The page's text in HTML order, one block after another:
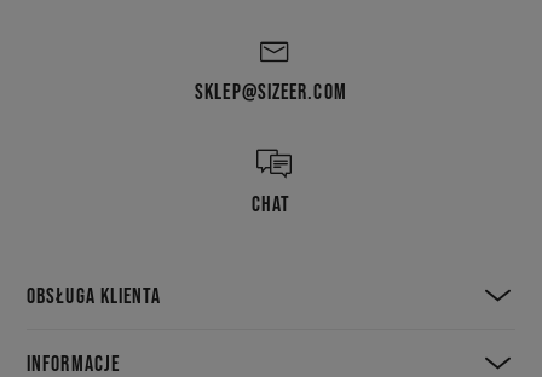
SKLEP@SIZEER.COM
CHAT
OBSŁUGA KLIENTA
INFORMACJE